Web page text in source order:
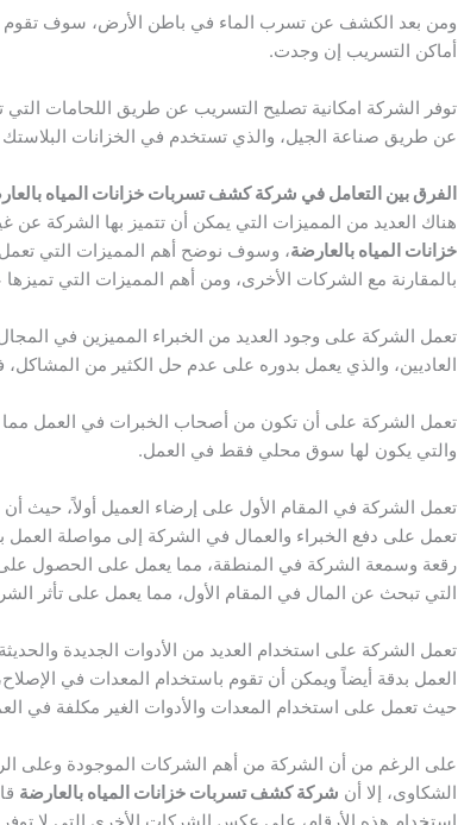
ومن بعد الكشف عن تسرب الماء في باطن الأرض، سوف تقوم
أماكن التسريب إن وجدت.
توفر الشركة امكانية تصليح التسريب عن طريق اللحامات
عن طريق صناعة الجيل، والذي تستخدم في الخزانات
الفرق بين التعامل في شركة كشف تسربات خزانات المياه
هناك العديد من المميزات التي يمكن أن تتميز بها الشركة
خزانات المياه بالعارضة، وسوف نوضح أهم المميزات التي
بالمقارنة مع الشركات الأخرى، ومن أهم المميزات التي
تعمل الشركة على وجود العديد من الخبراء المميزين في
العاديين، والذي يعمل بدوره على عدم حل الكثير من
تعمل الشركة على أن تكون من أصحاب الخبرات في العمل مما
والتي يكون لها سوق محلي فقط في العمل.
تعمل الشركة في المقام الأول على إرضاء العميل أولاً، حيث
تعمل على دفع الخبراء والعمال في الشركة إلى مواصلة
رقعة وسمعة الشركة في المنطقة، مما يعمل على الحصول
التي تبحث عن المال في المقام الأول، مما يعمل على تأثر
تعمل الشركة على استخدام العديد من الأدوات الجديدة
العمل بدقة أيضاً ويمكن أن تقوم باستخدام المعدات في
حيث تعمل على استخدام المعدات والأدوات الغير مكلفة في
على الرغم من أن الشركة من أهم الشركات الموجودة وعلى
الشكاوى، إلا أن شركة كشف تسربات خزانات المياه بالعارضة